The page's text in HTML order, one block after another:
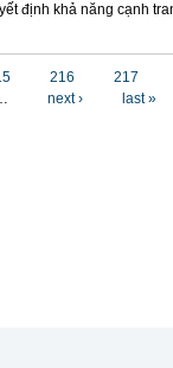
định khả năng cạnh
216
217
next › last »